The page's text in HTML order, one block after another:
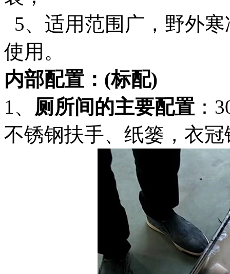
5、适用范围广，野外
使用。
内部配置： (标配)
1、 厕所间的主要配置 ：
不锈钢扶手、纸篓，衣冠